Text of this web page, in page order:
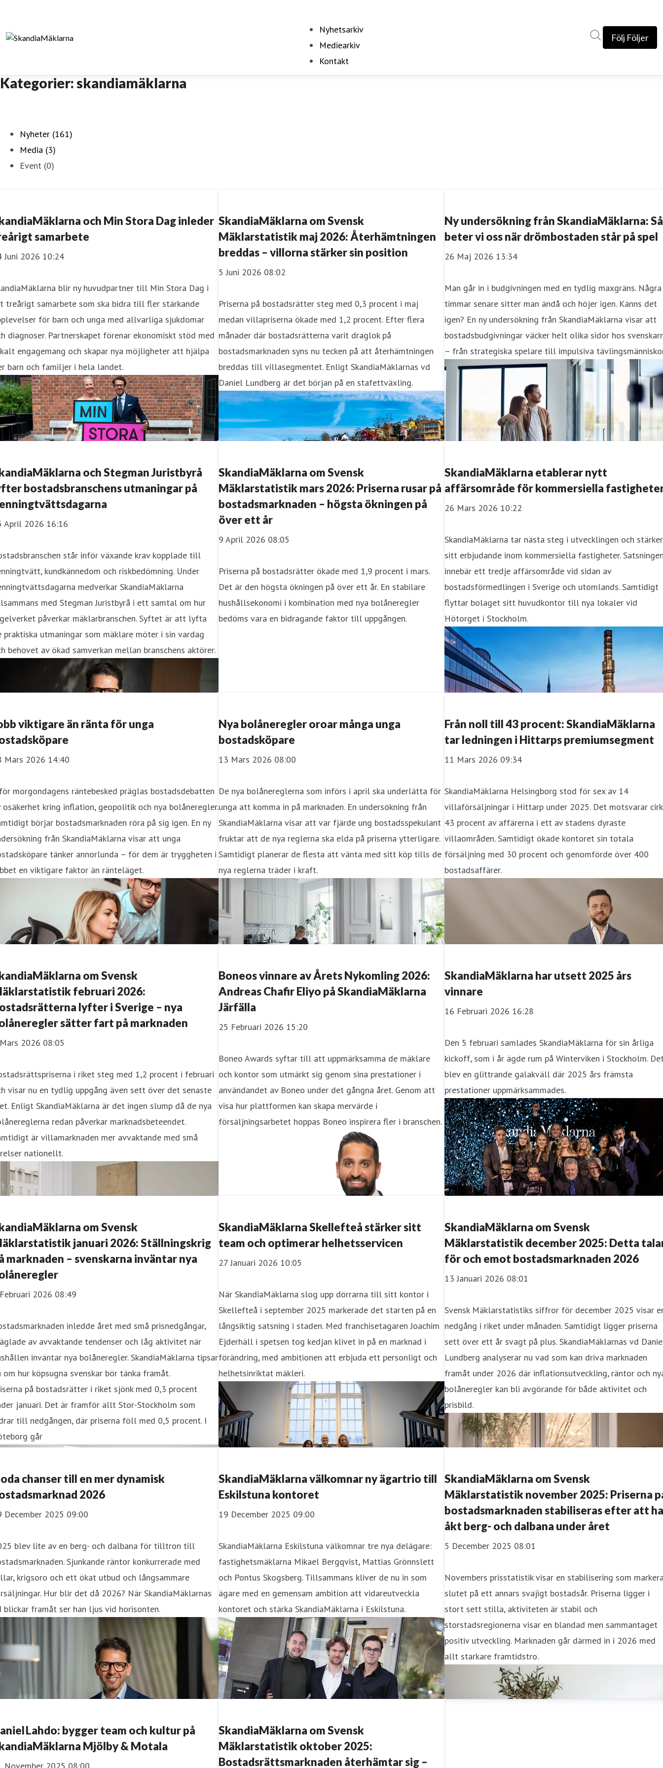
Nyhetsarkiv
Mediearkiv
Kontakt
Följ Följer
Kategorier: skandiamäklarna
Nyheter (161)
Media (3)
Event (0)
och Min Stora Dag inleder
samarbete
Juni 2026 10:24
blir ny huvudpartner till Min Stora Dag i
treårigt samarbete som ska bidra till fler stärkande
för barn och unga med allvarliga sjukdomar
diagnoser. Partnerskapet förenar ekonomiskt stöd med
engagemang och skapar nya möjligheter att hjälpa
barn och familjer i hela landet.
SkandiaMäklarna om Svensk
Mäklarstatistik maj 2026: Återhämtningen
breddas – villorna stärker sin position
5 Juni 2026 08:02
Priserna på bostadsrätter steg med 0,3 procent i maj
medan villapriserna ökade med 1,2 procent. Efter flera
månader där bostadsrätterna varit draglok på
bostadsmarknaden syns nu tecken på att återhämtningen
breddas till villasegmentet. Enligt SkandiaMäklarnas vd
Daniel Lundberg är det början på en stafettväxling.
Ny undersökning från SkandiaMäklarna: Så
beter vi oss när drömbostaden står på spel
26 Maj 2026 13:34
Man går in i budgivningen med en tydlig maxgräns. Några
timmar senare sitter man ändå och höjer igen. Känns det
igen? En ny undersökning från SkandiaMäklarna visar att
bostadsbudgivningar väcker helt olika sidor hos
– från strategiska spelare till impulsiva
och Stegman Juristbyrå
bostadsbranschens utmaningar på
April 2026 16:16
står inför växande krav kopplade till
kundkännedom och riskbedömning. Under
medverkar SkandiaMäklarna
med Stegman Juristbyrå i ett samtal om hur
påverkar mäklarbranschen. Syftet är att lyfta
praktiska utmaningar som mäklare möter i sin vardag
behovet av ökad samverkan mellan branschens aktörer.
SkandiaMäklarna om Svensk
Mäklarstatistik mars 2026: Priserna rusar på
bostadsmarknaden – högsta ökningen på
över ett år
9 April 2026 08:05
Priserna på bostadsrätter ökade med 1,9 procent i mars.
Det är den högsta ökningen på över ett år. En stabilare
hushållsekonomi i kombination med nya bolåneregler
bedöms vara en bidragande faktor till uppgången.
SkandiaMäklarna etablerar nytt
affärsområde för kommersiella
26 Mars 2026 10:22
SkandiaMäklarna tar nästa steg i utvecklingen och stärker
sitt erbjudande inom kommersiella fastigheter.
innebär ett tredje affärsområde vid sidan av
bostadsförmedlingen i Sverige och utomlands. Samtidigt
flyttar bolaget sitt huvudkontor till nya lokaler vid
Hötorget i Stockholm.
viktigare än ränta för unga
Mars 2026 14:40
morgondagens räntebesked präglas bostadsdebatten
osäkerhet kring inflation, geopolitik och nya bolåneregler.
börjar bostadsmarknaden röra på sig igen. En ny
från SkandiaMäklarna visar att unga
tänker annorlunda – för dem är tryggheten i
en viktigare faktor än ränteläget.
Nya bolåneregler oroar många unga
bostadsköpare
13 Mars 2026 08:00
De nya bolånereglerna som införs i april ska underlätta för
unga att komma in på marknaden. En undersökning från
SkandiaMäklarna visar att var fjärde ung bostadsspekulant
fruktar att de nya reglerna ska elda på priserna ytterligare.
Samtidigt planerar de flesta att vänta med sitt köp tills de
nya reglerna träder i kraft.
Från noll till 43 procent: SkandiaMäklarna
tar ledningen i Hittarps premiumsegment
11 Mars 2026 09:34
SkandiaMäklarna Helsingborg stod för sex av 14
villaförsäljningar i Hittarp under 2025. Det motsvarar
43 procent av affärerna i ett av stadens dyraste
villaområden. Samtidigt ökade kontoret sin totala
försäljning med 30 procent och genomförde över 400
bostadsaffärer.
om Svensk
februari 2026:
lyfter i Sverige – nya
sätter fart på marknaden
2026 08:05
i riket steg med 1,2 procent i februari
visar nu en tydlig uppgång även sett över det senaste
Enligt SkandiaMäklarna är det ingen slump då de nya
redan påverkar marknadsbeteendet.
är villamarknaden mer avvaktande med små
nationellt.
Boneos vinnare av Årets Nykomling 2026:
Andreas Chafir Eliyo på SkandiaMäklarna
Järfälla
25 Februari 2026 15:20
Boneo Awards syftar till att uppmärksamma de mäklare
och kontor som utmärkt sig genom sina prestationer i
användandet av Boneo under det gångna året. Genom att
visa hur plattformen kan skapa mervärde i
försäljningsarbetet hoppas Boneo inspirera fler i branschen.
SkandiaMäklarna har utsett 2025 års
vinnare
16 Februari 2026 16:28
Den 5 februari samlades SkandiaMäklarna för sin årliga
kickoff, som i år ägde rum på Winterviken i Stockholm.
blev en glittrande galakväll där 2025 års främsta
prestationer uppmärksammades.
om Svensk
januari 2026: Ställningskrig
marknaden – svenskarna inväntar nya
2026 08:49
inledde året med små prisnedgångar,
av avvaktande tendenser och låg aktivitet när
inväntar nya bolåneregler. SkandiaMäklarna tipsar
om hur köpsugna svenskar bör tänka framåt.
på bostadsrätter i riket sjönk med 0,3 procent
januari. Det är framför allt Stor-Stockholm som
till nedgången, där priserna föll med 0,5 procent. I
går
SkandiaMäklarna Skellefteå stärker sitt
team och optimerar helhetsservicen
27 Januari 2026 10:05
När SkandiaMäklarna slog upp dörrarna till sitt kontor i
Skellefteå i september 2025 markerade det starten på en
långsiktig satsning i staden. Med franchisetagaren Joachim
Ejderhäll i spetsen tog kedjan klivet in på en marknad i
förändring, med ambitionen att erbjuda ett personligt och
helhetsinriktat mäkleri.
SkandiaMäklarna om Svensk
Mäklarstatistik december 2025: Detta
för och emot bostadsmarknaden 2026
13 Januari 2026 08:01
Svensk Mäklarstatistiks siffror för december 2025 visar
nedgång i riket under månaden. Samtidigt ligger priserna
sett över ett år svagt på plus. SkandiaMäklarnas vd
Lundberg analyserar nu vad som kan driva marknaden
framåt under 2026 där inflationsutveckling, räntor och
bolåneregler kan bli avgörande för både aktivitet och
prisbild.
chanser till en mer dynamisk
2026
December 2025 09:00
blev lite av en berg- och dalbana för tilltron till
Sjunkande räntor konkurrerade med
krigsoro och ett ökat utbud och långsammare
Hur blir det då 2026? När SkandiaMäklarnas
blickar framåt ser han ljus vid horisonten.
SkandiaMäklarna välkomnar ny ägartrio till
Eskilstuna kontoret
19 December 2025 09:00
SkandiaMäklarna Eskilstuna välkomnar tre nya delägare:
fastighetsmäklarna Mikael Bergqvist, Mattias Grönnslett
och Pontus Skogsberg. Tillsammans kliver de nu in som
ägare med en gemensam ambition att vidareutveckla
kontoret och stärka SkandiaMäklarna i Eskilstuna.
SkandiaMäklarna om Svensk
Mäklarstatistik november 2025: Priserna
bostadsmarknaden stabiliseras efter att
åkt berg- och dalbana under året
5 December 2025 08:01
Novembers prisstatistik visar en stabilisering som
slutet på ett annars svajigt bostadsår. Priserna ligger i
stort sett stilla, aktiviteten är stabil och
storstadsregionerna visar en blandad men sammantaget
positiv utveckling. Marknaden går därmed in i 2026 med
allt starkare framtidstro.
Lahdo: bygger team och kultur på
Mjölby & Motala
SkandiaMäklarna om Svensk
Mäklarstatistik oktober 2025:
Bostadsrättsmarknaden återhämtar sig –